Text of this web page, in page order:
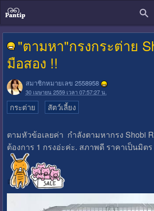
"ตามหา"กรงกระต่าย
มือสอง !!
สมาชิกหมายเลข 2558958
30 เมษายน 2559 เวลา 07:57:27 น.
กระต่าย สัตว์เลี้ยง
ตามหัวข้อเลยค่า กำลังตามหากรง Shobi
ต้องการ 1 กรงอ่ะค่ะ. สภาพดี ราคาเป็นมิตร